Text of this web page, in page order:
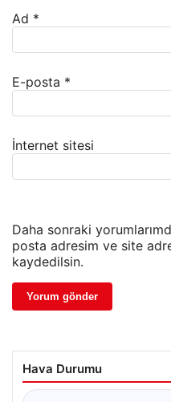
Ad *
E-posta *
İnternet sitesi
Daha sonraki
posta adresim ve site
kaydedilsin.
Hava Durumu